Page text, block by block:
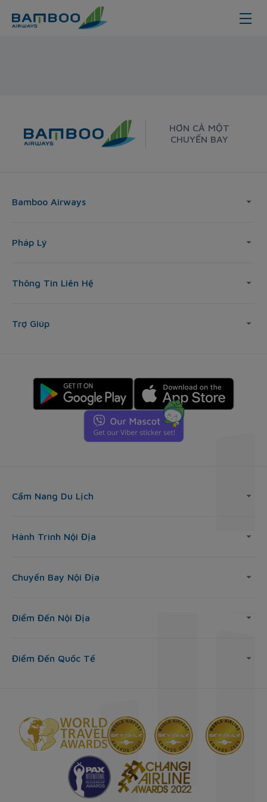
HƠN CẢ MỘT
CHUYẾN BAY
Bamboo Airways
Pháp Lý
Thông Tin Liên Hệ
Trợ Giúp
Cẩm Nang Du Lịch
Hành Trình Nội Địa
Chuyến Bay Nội Địa
Điểm Đến Nội Địa
Điểm Đến Quốc Tế